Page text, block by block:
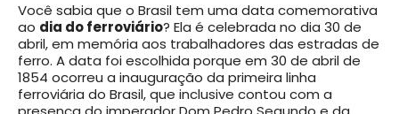
Você sabia que o Brasil tem uma data comemorativa
ao dia do ferroviário? Ela é celebrada no dia 30 de
abril, em memória aos trabalhadores das estradas de
ferro. A data foi escolhida porque em 30 de abril de
1854 ocorreu a inauguração da primeira linha
ferroviária do Brasil, que inclusive contou com a